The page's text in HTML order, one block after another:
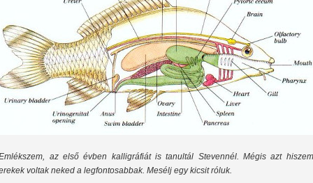
az első évben kalligráfiát is tanultál Stevennél. Mégis azt
voltak neked a legfontosabbak. Mesélj egy kicsit róluk.